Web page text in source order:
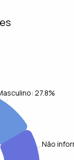
27.8%
Não